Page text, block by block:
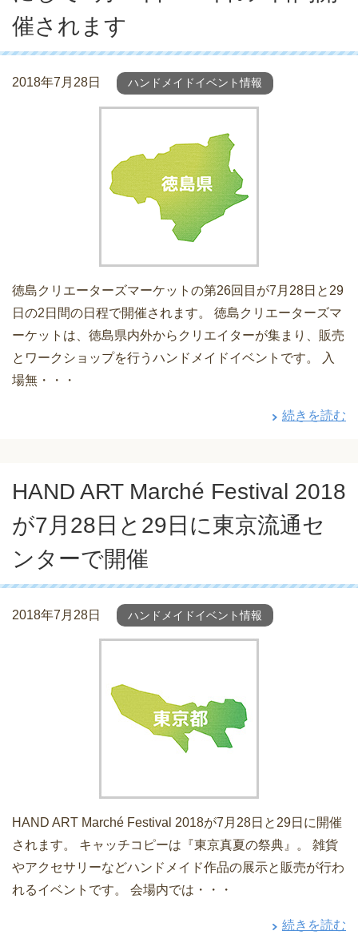
催されます
2018年7月28日 ハンドメイドイベント情報
徳島クリエーターズマーケットの第26回目が7月28日と29
日の2日間の日程で開催されます。 徳島クリエーターズマ
ーケットは、徳島県内外からクリエイターが集まり、販売
とワークショップを行うハンドメイドイベントです。 入
場無・・・
続きを読む
HAND ART Marché Festival 2018
が7月28日と29日に東京流通セ
ンターで開催
2018年7月28日 ハンドメイドイベント情報
HAND ART Marché Festival 2018が7月28日と29日に開催
されます。 キャッチコピーは『東京真夏の祭典』。 雑貨
やアクセサリーなどハンドメイド作品の展示と販売が行わ
れるイベントです。 会場内では・・・
続きを読む